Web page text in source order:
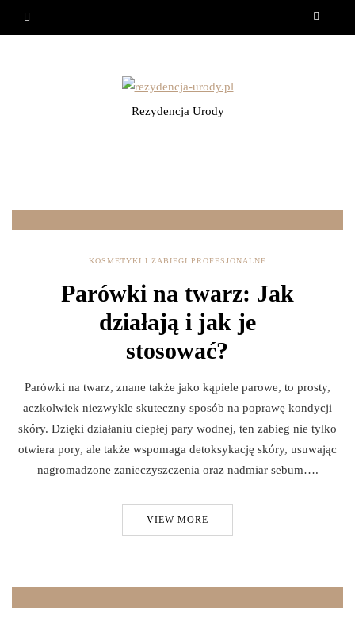
Rezydencja Urody
KOSMETYKI I ZABIEGI PROFESJONALNE
Parówki na twarz: Jak
działają i jak je
stosować?
Parówki na twarz, znane także jako kąpiele parowe, to prosty,
aczkolwiek niezwykle skuteczny sposób na poprawę kondycji
skóry. Dzięki działaniu ciepłej pary wodnej, ten zabieg nie tylko
otwiera pory, ale także wspomaga detoksykację skóry, usuwając
nagromadzone zanieczyszczenia oraz nadmiar sebum….
VIEW MORE